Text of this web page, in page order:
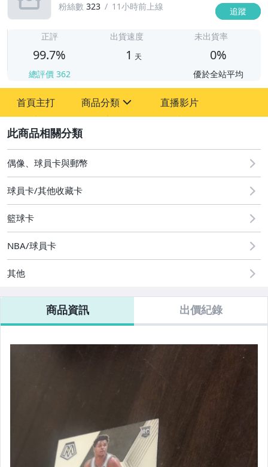
粉絲數 323 11小時前上線 追蹤
正評
99.7%
總評價 362
出貨速度
1 天
未出貨率
0%
優於全站平均
首頁主打 商品分類
偶像、球員卡與郵幣
直播影片
偶像、球員卡與郵幣
球員卡/其他收藏卡
籃球卡
NBA/球員卡
其他
商品資訊 出價紀錄